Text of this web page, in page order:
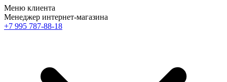
Меню клиента
Менеджер интернет-магазина
+7 995 787-88-18